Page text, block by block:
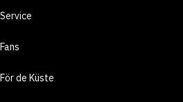
Service
Fans
För de Küste